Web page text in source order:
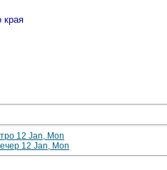
края
12 Jan, Mon
12 Jan, Mon